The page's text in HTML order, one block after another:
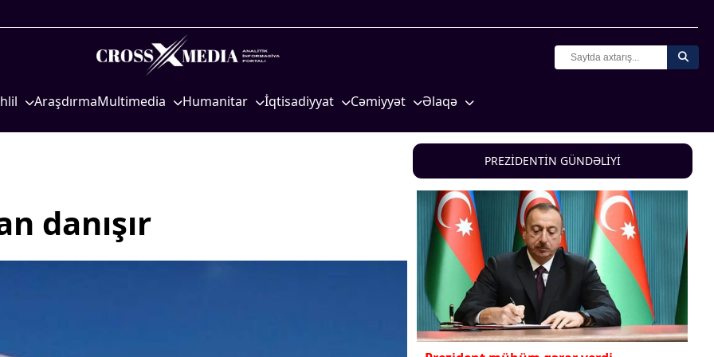
AraşdırmaMultimedia Humanitar
Zəfər Diasporu
İqtisadiyyat
Hərbi sənaye
Cəmiyyət
Məhkəmə və hüquq
Gənclər və İdman
Əlaqə
danışır
PREZİDENTİN GÜNDƏLİYİ